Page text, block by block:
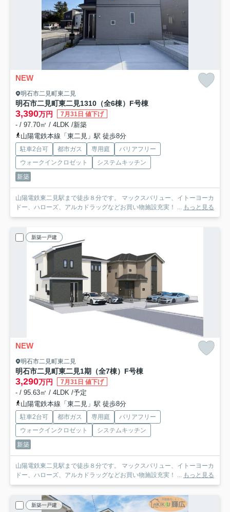
NEW
明石市二見町東二見
明石市二見町東二見1310（全6棟）F号棟
3,390万円 7月31日 値下げ
- / 97.70㎡ / 4LDK /新築
山陽電鉄本線「東二見」駅 徒歩8分
駐車2台可 都市ガス 専用庭
バリアフリー
ウォークインクロゼット
システムキッチン
新築
山陽電鉄東二見駅まで徒歩８分です。 マックスバリュー、イトーヨーカ
ドー、ハローズ、アルカドラッグなどお買い物施設充実！ ... もっと見る
新築一戸建
NEW
明石市二見町東二見
明石市二見町東二見1期（全7棟）F号棟
3,290万円 7月31日 値下げ
- / 95.63㎡ / 4LDK /予定
山陽電鉄本線「東二見」駅 徒歩8分
駐車2台可 都市ガス 専用庭
バリアフリー
ウォークインクロゼット
システムキッチン
新築
山陽電鉄東二見駅まで徒歩８分です。 マックスバリュー、イトーヨーカ
ドー、ハローズ、アルカドラッグなどお買い物施設充実！ ... もっと見る
新築一戸建